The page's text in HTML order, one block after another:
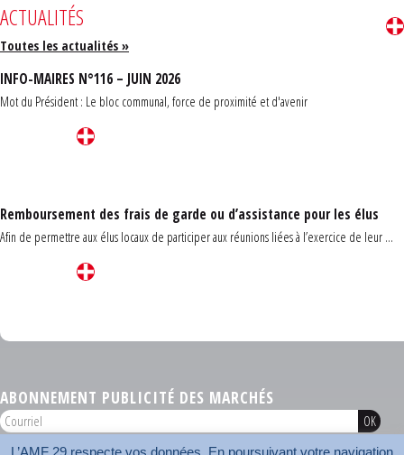
ACTUALITÉS
Toutes les actualités »
INFO-MAIRES N°116 – JUIN 2026
Mot du Président : Le bloc communal, force de proximité et d'avenir
Remboursement des frais de garde ou d’assistance pour les élus
Afin de permettre aux élus locaux de participer aux réunions liées à l’exercice de leur ...
ABONNEMENT PUBLICITÉ DES MARCHÉS
L’AMF 29 respecte vos données. En poursuivant votre navigation